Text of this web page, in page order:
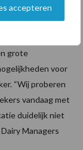
accepteren
bedrijf verder uit
grote
voor
“Wij proberen
vandaag met
duidelijk niet
Managers